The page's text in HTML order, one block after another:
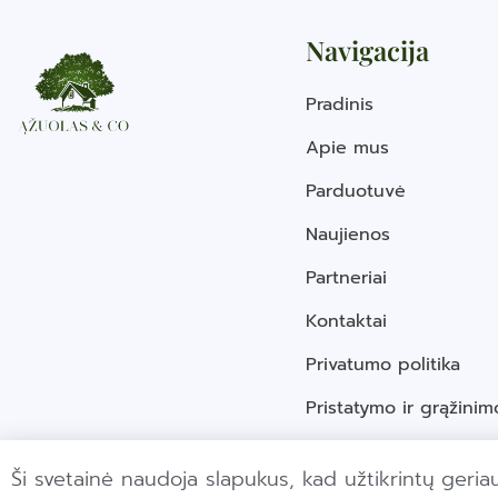
Navigacija
Pradinis
Apie mus
Parduotuvė
Naujienos
Partneriai
Kontaktai
Privatumo politika
Pristatymo ir
©
Ši svetainė naudoja slapukus, kad užtikrintų